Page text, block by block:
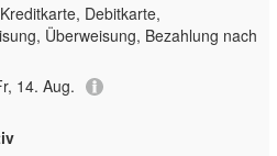
Debitkarte,
Überweisung, Bezahlung nach
14. Aug.